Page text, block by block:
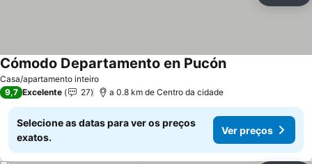
Casa/apartamento inteiro
Cómodo Departamento en Pucón
9,7 Excelente 27 a 0.8 km de Centro da cidade
Selecione as datas para ver os preços
exatos.
Ver preços